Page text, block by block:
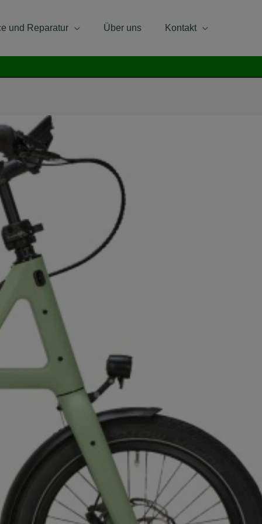
und Reparatur Über uns Kontakt